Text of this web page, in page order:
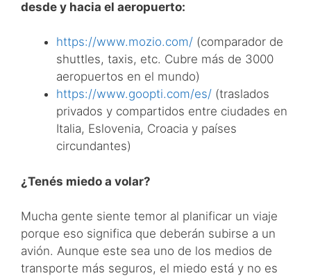
desde y hacia el aeropuerto:
https://www.mozio.com/ (comparador de
shuttles, taxis, etc. Cubre más de 3000
aeropuertos en el mundo)
https://www.goopti.com/es/ (traslados
privados y compartidos entre ciudades en
Italia, Eslovenia, Croacia y países
circundantes)
¿Tenés miedo a volar?
Mucha gente siente temor al planificar un viaje
porque eso significa que deberán subirse a un
avión. Aunque este sea uno de los medios de
transporte más seguros, el miedo está y no es